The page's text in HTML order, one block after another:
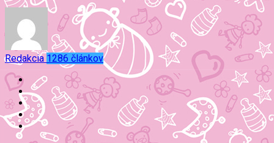
Redakcia 1286 článkov